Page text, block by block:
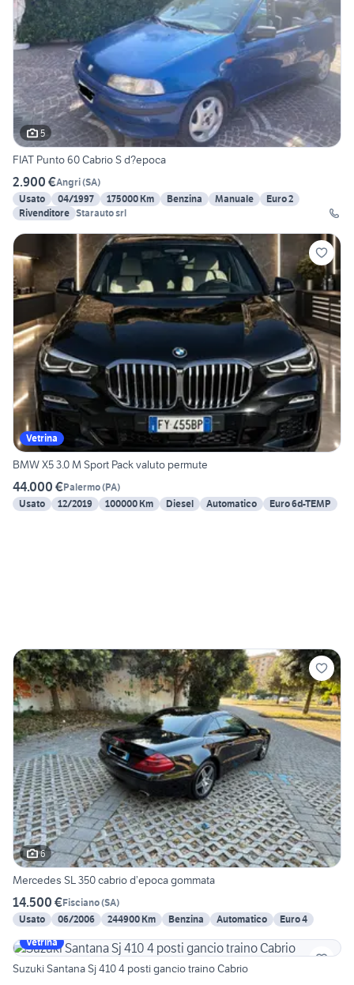
5
FIAT Punto 60 Cabrio S d?epoca
2.900 €Angri(SA)
Usato
04/1997 175000 Km Benzina Manuale
Euro 2
Rivenditore Starauto srl
Vetrina
BMW X5 3.0 M Sport Pack valuto permute
44.000 €Palermo(PA)
Usato
12/2019 100000 Km Diesel Automatico Euro 6d-TEMP
6
Mercedes SL 350 cabrio d’epoca gommata
14.500 €Fisciano(SA)
Usato
06/2006 244900 Km Benzina Automatico
Euro 4
Vetrina
Suzuki Santana Sj 410 4 posti gancio traino Cabrio